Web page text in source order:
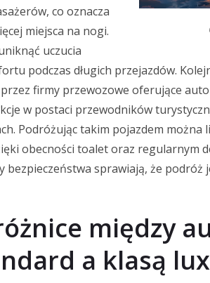
co oznacza
miejsca na nogi.
uczucia
podczas długich przejazdów.
przez firmy przewozowe oferujące
w postaci przewodników
Podróżując takim pojazdem
obecności toalet oraz regularnym
bezpieczeństwa sprawiają, że
między
a klasą